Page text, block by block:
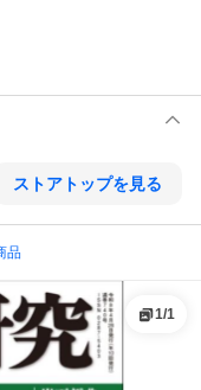
ストアトップを見る
品
1/1